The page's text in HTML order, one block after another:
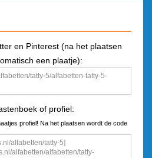
en Pinterest (na het plaatsen
een plaatje):
of profiel:
profiel! Na het plaatsen wordt de code